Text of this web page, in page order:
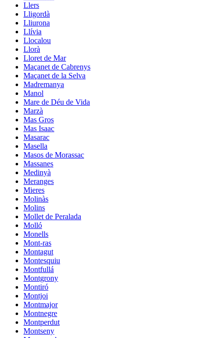
Llers
Lligordà
Lliurona
Llívia
Llocalou
Llorà
Lloret de Mar
Maçanet de Cabrenys
Maçanet de la Selva
Madremanya
Manol
Mare de Déu de Vida
Marzà
Mas Gros
Mas Isaac
Masarac
Masella
Masos de Morassac
Massanes
Medinyà
Meranges
Mieres
Molinàs
Molins
Mollet de Peralada
Molló
Monells
Mont-ras
Montagut
Montesquiu
Montfullá
Montgrony
Montiró
Montjoi
Montmajor
Montnegre
Montperdut
Montseny